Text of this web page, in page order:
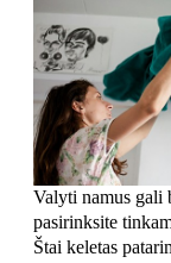
Valyti namus gali
pasirinksite
Štai keletas